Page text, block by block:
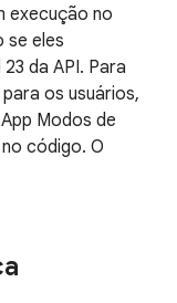
execução no
se eles
da API. Para
os usuários,
Modos de
código. O